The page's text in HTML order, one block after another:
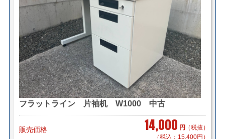
フラットライン 片袖机 W1000 中古
販売価格 14,000 円 （税抜）
（税込：15,400円）